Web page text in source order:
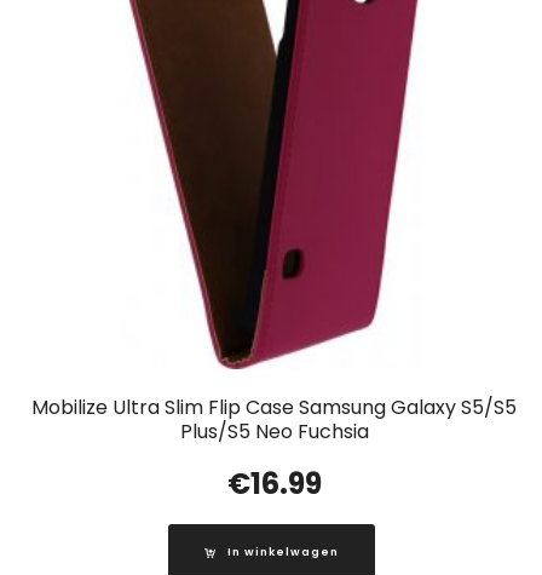
Mobilize Ultra Slim Flip Case Samsung Galaxy S5/S5
Plus/S5 Neo Fuchsia
€16.99
In winkelwagen